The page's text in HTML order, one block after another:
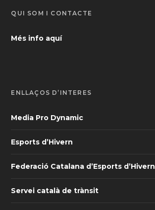
QUI SOM I CONTACTE
Més info aquí
ENLLAÇOS D’INTERÈS
Media Pro Dynamic
Esports d’Hivern
Federació Catalana d’Esports d’Hivern
Servei català de trànsit